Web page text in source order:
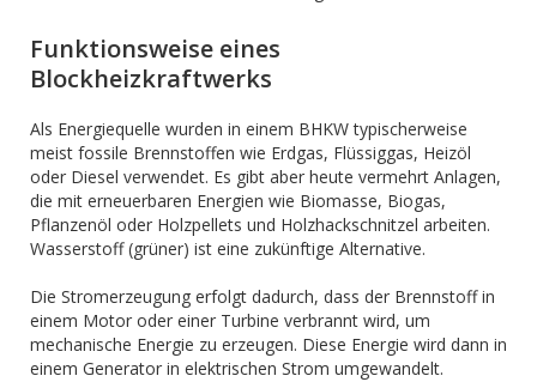
Funktionsweise eines
Blockheizkraftwerks
Als Energiequelle wurden in einem BHKW typischerweise
meist fossile Brennstoffen wie Erdgas, Flüssiggas, Heizöl
oder Diesel verwendet. Es gibt aber heute vermehrt Anlagen,
die mit erneuerbaren Energien wie Biomasse, Biogas,
Pflanzenöl oder Holzpellets und Holzhackschnitzel arbeiten.
Wasserstoff (grüner) ist eine zukünftige Alternative.
Die Stromerzeugung erfolgt dadurch, dass der Brennstoff in
einem Motor oder einer Turbine verbrannt wird, um
mechanische Energie zu erzeugen. Diese Energie wird dann in
einem Generator in elektrischen Strom umgewandelt.